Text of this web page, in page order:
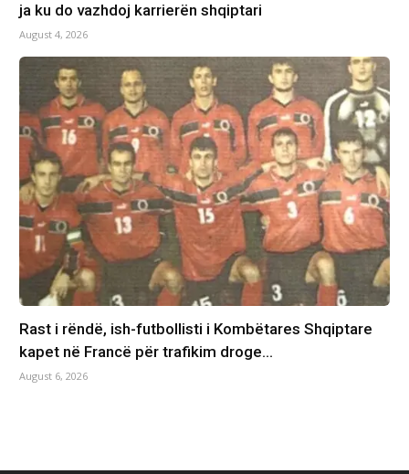
ja ku do vazhdoj karrierën shqiptari
August 4, 2026
Rast i rëndë, ish-futbollisti i Kombëtares Shqiptare
kapet në Francë për trafikim droge…
August 6, 2026